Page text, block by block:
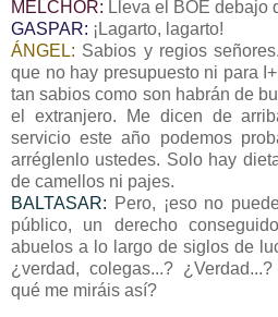
MELCHOR: Lleva el BOE debajo
GASPAR: ¡Lagarto, lagarto!
ÁNGEL: Sabios y regios
que no hay presupuesto ni para
tan sabios como son habrán de
el extranjero. Me dicen de
servicio este año podemos
arréglenlo ustedes. Solo hay
de camellos ni pajes.
BALTASAR: Pero, ¡eso no
público, un derecho
abuelos a lo largo de siglos de
¿verdad, colegas...?
qué me miráis así?